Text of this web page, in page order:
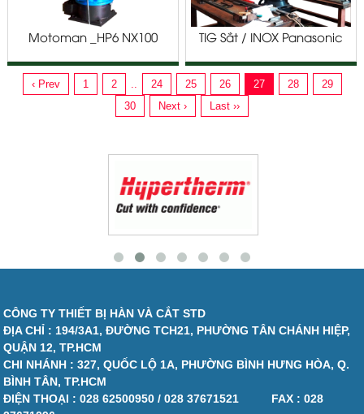
Motoman _HP6 NX100
TIG Sắt / INOX Panasonic
‹ Prev 1 2 .. 24 25 26 27 28
29
30
Next › Last ››
CÔNG TY THIẾT BỊ HÀN VÀ CẮT STD
ĐỊA CHỈ : 194/3A1, ĐƯỜNG TCH21, PHƯỜNG TÂN CHÁNH HIỆP,
QUẬN 12, TP.HCM
CHI NHÁNH : 327, QUỐC LỘ 1A, PHƯỜNG BÌNH HƯNG HÒA, Q.
BÌNH TÂN, TP.HCM
ĐIỆN THOẠI :028 62500950 / 028 37671521 FAX :028